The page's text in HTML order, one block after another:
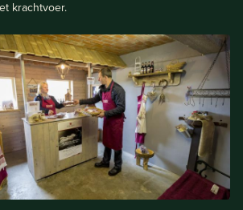
krachtvoer.